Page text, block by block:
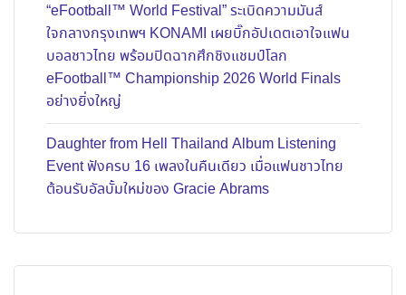
“eFootball™ World Festival” ระเบิดความมันส์
ใจกลางกรุงเทพฯ KONAMI เผยบิ๊กอัปเดตเอาใจแฟน
บอลชาวไทย พร้อมปิดฉากศึกชิงแชมป์โลก
eFootball™ Championship 2026 World Finals
อย่างยิ่งใหญ่
Daughter from Hell Thailand Album Listening
Event ฟังครบ 16 เพลงในคืนเดียว เมื่อแฟนชาวไทย
ต้อนรับอัลบั้มใหม่ของ Gracie Abrams